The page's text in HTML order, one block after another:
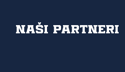
Naši partneri